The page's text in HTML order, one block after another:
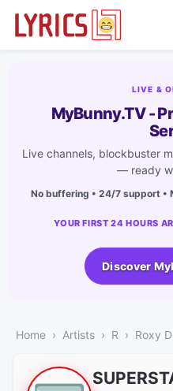
LIVE &
MyBunny.TV -
Live channels, blockbuster
— ready
No buffering • 24/7 support •
YOUR FIRST 24 HOURS
Discover
Home Artists R Roxy